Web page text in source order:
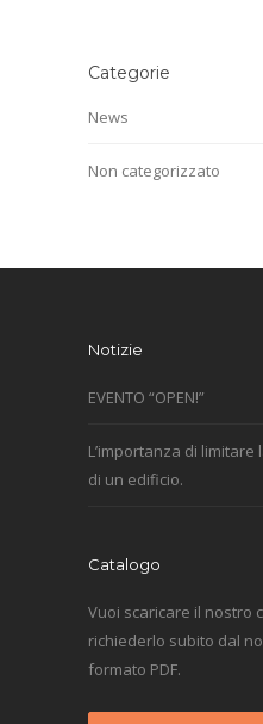
Categorie
News
Non categorizzato
Notizie
EVENTO “OPEN!”
L’importanza di
di un edificio.
Catalogo
Vuoi scaricare il nostro
richiederlo subito dal
formato PDF.